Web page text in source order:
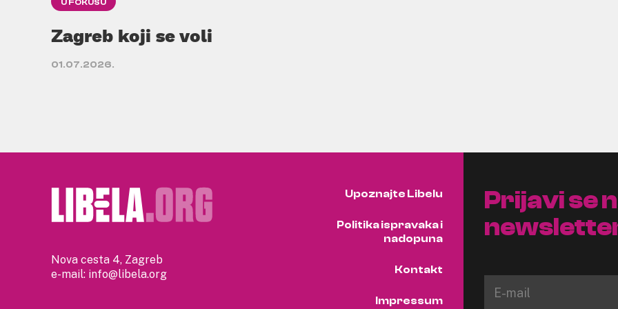
U FOKUSU
Zagreb koji se voli
01.07.2026.
Nova cesta 4, Zagreb
e-mail: info@libela.org
Upoznajte Libelu
Politika ispravaka i
nadopuna
Kontakt
Impressum
Prijavi se